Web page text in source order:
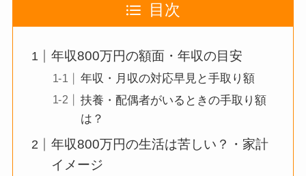
目次
年収800万円の額面・年収の目安
年収・月収の対応早見と手取り額
扶養・配偶者がいるときの手取り額
は？
年収800万円の生活は苦しい？・家計
イメージ